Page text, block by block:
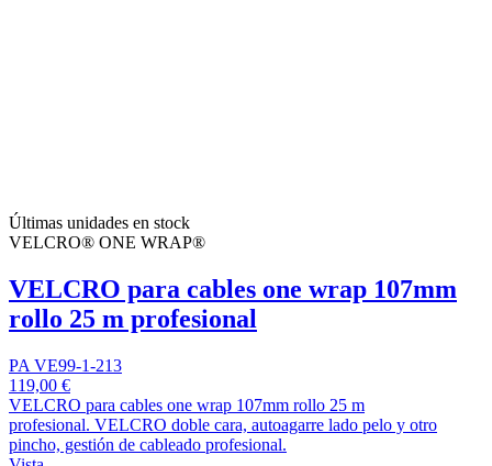
Últimas unidades en stock
VELCRO® ONE WRAP®
VELCRO para cables one wrap 107mm
rollo 25 m profesional
PA VE99-1-213
119,00 €
VELCRO para cables one wrap 107mm rollo 25 m
profesional. VELCRO doble cara, autoagarre lado pelo y otro
pincho, gestión de cableado profesional.